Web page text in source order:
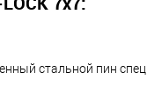
стальной пин